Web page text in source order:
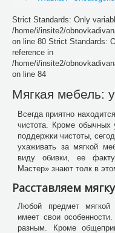
Strict Standards: Only
/home/i/insite2/
on line 80 Strict Standards:
reference in
/home/i/insite2/
on line 84
Мягкая мебель:
Всегда приятно
чистота. Кроме обычных
поддержки чистоты,
ухаживать за мягкой
виду обивки, ее
Мастер» знают толк в
Расставляем
Любой предмет мягкой
имеет свои
разным. Кроме